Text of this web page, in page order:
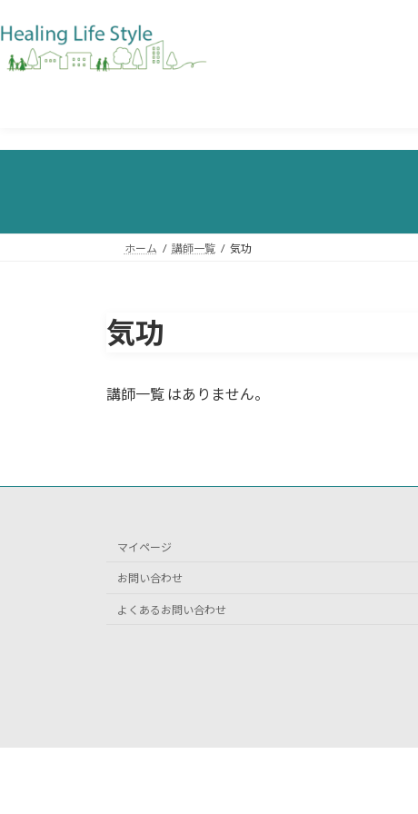
ホーム 講師一覧 気功
気功
講師一覧 はありません。
マイページ
お問い合わせ
よくあるお問い合わせ